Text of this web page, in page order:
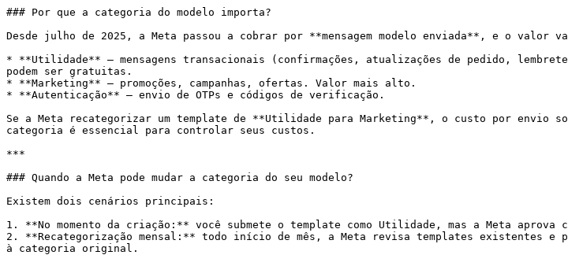
### Por que a categoria do modelo importa?
Desde julho de 2025, a Meta passou a cobrar por **mensagem modelo enviada**, e o valor
* **Utilidade** – mensagens transacionais (confirmações, atualizações de pedido,
podem ser gratuitas.
* **Marketing** – promoções, campanhas, ofertas. Valor mais alto.
* **Autenticação** – envio de OTPs e códigos de verificação.
Se a Meta recategorizar um template de **Utilidade para Marketing**, o custo por envio
categoria é essencial para controlar seus custos.
***
### Quando a Meta pode mudar a categoria do seu modelo?
Existem dois cenários principais:
1. **No momento da criação:** você submete o template como Utilidade, mas a Meta aprova
2. **Recategorização mensal:** todo início de mês, a Meta revisa templates existentes e
à categoria original.